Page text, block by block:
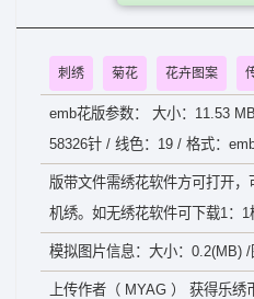
刺绣 菊花 花卉图案
emb花版参数： 大小：11.53
58326针 / 线色：19 / 格式：
版带文件需绣花软件方可打开
机绣。如无绣花软件可下载1：1
模拟图片信息：大小：0.2(MB)
上传作者（ MYAG ） 获得乐绣